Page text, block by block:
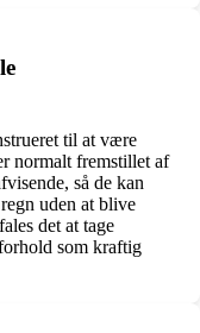
til at være
normalt fremstillet af
så de kan
uden at blive
det at tage
som kraftig